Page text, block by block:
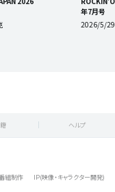
年7月号
2026/5/
ヘルプ
組制作 IP(映像・キャラクター開発)